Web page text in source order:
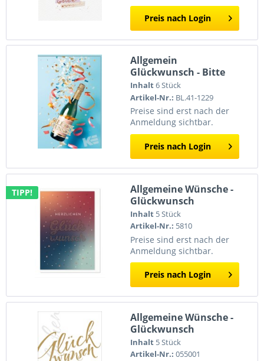
Preis nach Login
Allgemein
Glückwunsch - Bitte
Lächeln
Inhalt6 Stück
Artikel-Nr.: BL.41-1229
Preise sind erst nach der
Anmeldung sichtbar.
Preis nach Login
TIPP!
Allgemeine Wünsche -
Glückwunsch
Inhalt 5 Stück
Artikel-Nr.: 5810
Preise sind erst nach der
Anmeldung sichtbar.
Preis nach Login
Allgemeine Wünsche -
Glückwunsch
Inhalt 5 Stück
Artikel-Nr.: 055001